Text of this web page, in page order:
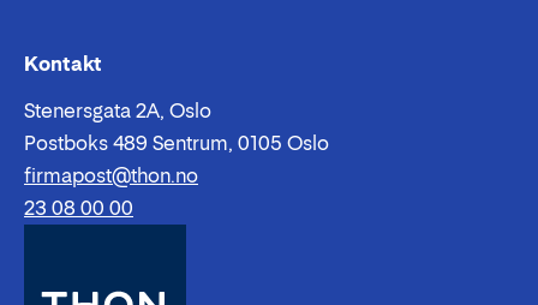
Kontakt
Stenersgata 2A, Oslo
Postboks 489 Sentrum, 0105 Oslo
Epost:
firmapost@thon.no
Telefon:
23 08 00 00